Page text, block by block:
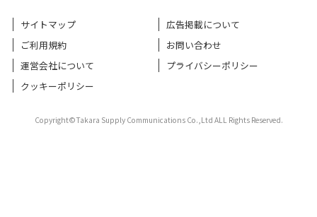
サイトマップ
広告掲載について
ご利用規約
お問い合わせ
運営会社について
プライバシーポリシー
クッキーポリシー
Copyright©Takara Supply Communications Co.,Ltd ALL Rights Reserved.